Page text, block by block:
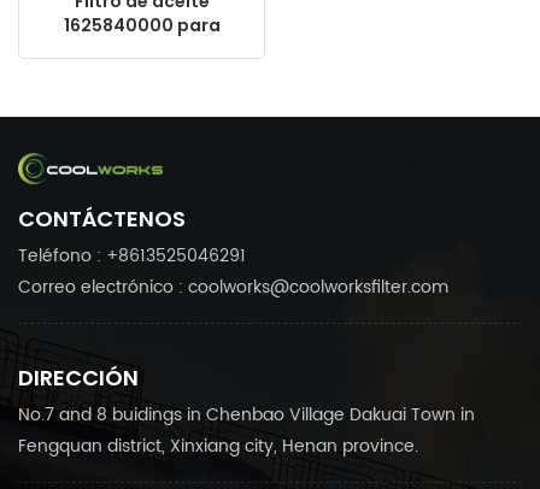
1625840000 para
CONTÁCTENOS
Teléfono : +8613525046291
Correo electrónico : coolworks@coolworksfilter.com
DIRECCIÓN
No.7 and 8 buidings in Chenbao Village Dakuai Town in
Fengquan district, Xinxiang city, Henan province.